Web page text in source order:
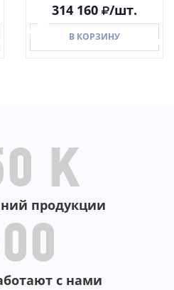
314 160 /шт.
В КОРЗИНУ
K
продукции
с нами